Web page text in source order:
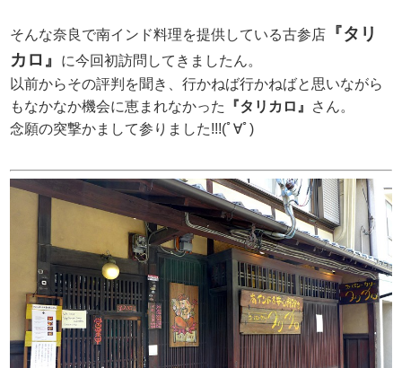
そんな奈良で南インド料理を提供している古参店
『タリ
カロ』
に今回初訪問してきましたん。
以前からその評判を聞き、行かねば行かねばと思いながら
もなかなか機会に恵まれなかった
『タリカロ』
さん。
念願の突撃かまして参りました!!!(ﾟ∀ﾟ)